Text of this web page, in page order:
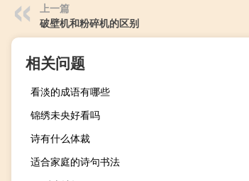
上一篇
破壁机和粉碎机的区别
相关问题
看淡的成语有哪些
锦绣未央好看吗
诗有什么体裁
适合家庭的诗句书法